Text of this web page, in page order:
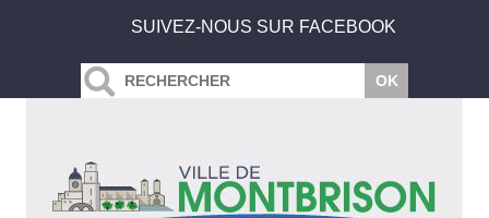
SUIVEZ-NOUS SUR FACEBOOK